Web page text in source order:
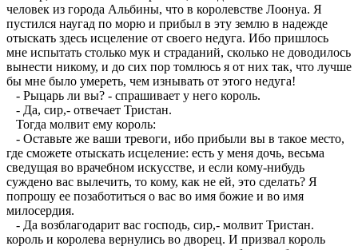
человек из города Альбины, что в королевстве Лоонуа. Я
пустился наугад по морю и прибыл в эту землю в надежде
отыскать здесь исцеление от своего недуга. Ибо пришлось
мне испытать столько мук и страданий, сколько не доводилось
вынести никому, и до сих пор томлюсь я от них так, что лучше
бы мне было умереть, чем изнывать от этого недуга!
- Рыцарь ли вы? - спрашивает у него король.
- Да, сир,- отвечает Тристан.
Тогда молвит ему король:
- Оставьте же ваши тревоги, ибо прибыли вы в такое место,
где сможете отыскать исцеление: есть у меня дочь, весьма
сведущая во врачебном искусстве, и если кому-нибудь
суждено вас вылечить, то кому, как не ей, это сделать? Я
попрошу ее позаботиться о вас во имя божие и во имя
милосердия.
- Да возблагодарит вас господь, сир,- молвит Тристан.
король и королева вернулись во дворец. И призвал король